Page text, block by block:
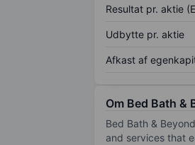
Resultat pr. aktie
Udbytte pr. aktie
Afkast af
Om Bed Bath &
Bed Bath &
and services that